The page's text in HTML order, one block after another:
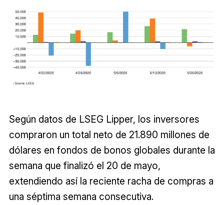
Según datos de LSEG Lipper, los inversores
compraron un total neto de 21.890 millones de
dólares en fondos de bonos globales durante la
semana que finalizó el 20 de mayo,
extendiendo así la reciente racha de compras a
una séptima semana consecutiva.